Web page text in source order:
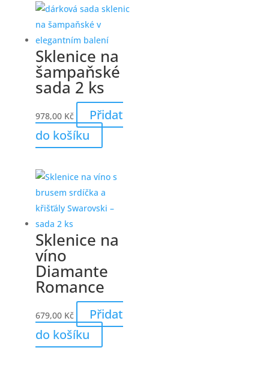
Sklenice na
šampaňské
sada 2 ks
978,00 Kč
Přidat
do košíku
Sklenice na
víno
Diamante
Romance
679,00 Kč
Přidat
do košíku